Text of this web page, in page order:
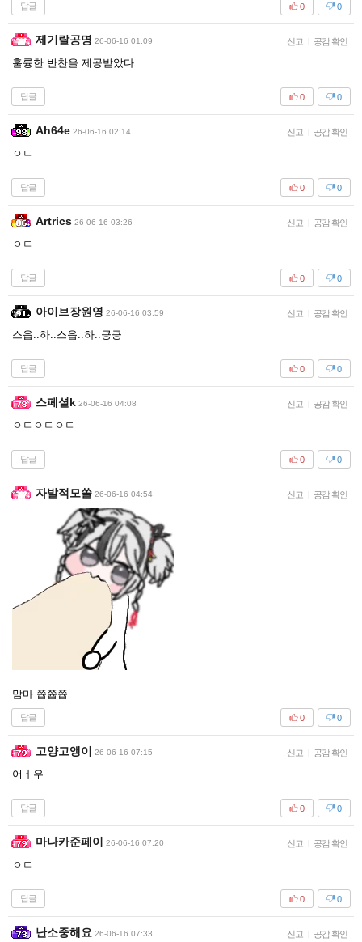
답글 0
0
제기랄공명 26-06-16 01:09 신고 | 공감 확인
훌륭한 반찬을 제공받았다
답글 0
0
Ah64e 26-06-16 02:14 신고 | 공감 확인
ㅇㄷ
답글 0
0
Artrics 26-06-16 03:26 신고 | 공감 확인
ㅇㄷ
답글 0
0
아이브장원영 26-06-16 03:59 신고 | 공감 확인
스읍..하..스읍..하..킁킁
답글 0
0
스페셜k 26-06-16 04:08 신고 | 공감 확인
ㅇㄷㅇㄷㅇㄷ
답글 0
0
자발적모쏠 26-06-16 04:54 신고 | 공감 확인
맘마 쯉쯉쯉
답글 0
0
고양고앵이 26-06-16 07:15 신고 | 공감 확인
어ㅓ우
답글 0
0
마나카준페이 26-06-16 07:20 신고 | 공감 확인
ㅇㄷ
답글 0
0
난소중해요 26-06-16 07:33 신고 | 공감 확인